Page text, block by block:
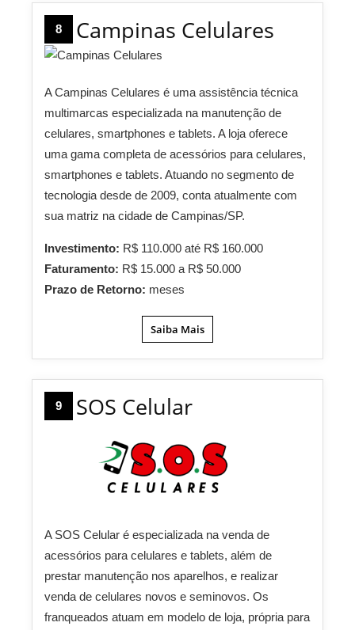
8 Campinas Celulares
A Campinas Celulares é uma assistência técnica
multimarcas especializada na manutenção de
celulares, smartphones e tablets. A loja oferece
uma gama completa de acessórios para celulares,
smartphones e tablets. Atuando no segmento de
tecnologia desde de 2009, conta atualmente com
sua matriz na cidade de Campinas/SP.
Investimento: R$ 110.000 até R$ 160.000
Faturamento: R$ 15.000 a R$ 50.000
Prazo de Retorno: meses
Saiba Mais
9 SOS Celular
A SOS Celular é especializada na venda de
acessórios para celulares e tablets, além de
prestar manutenção nos aparelhos, e realizar
venda de celulares novos e seminovos. Os
franqueados atuam em modelo de loja, própria para